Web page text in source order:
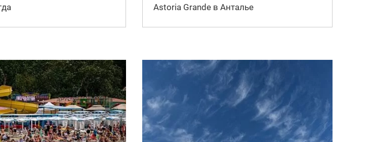
Astoria Grande в Анталье